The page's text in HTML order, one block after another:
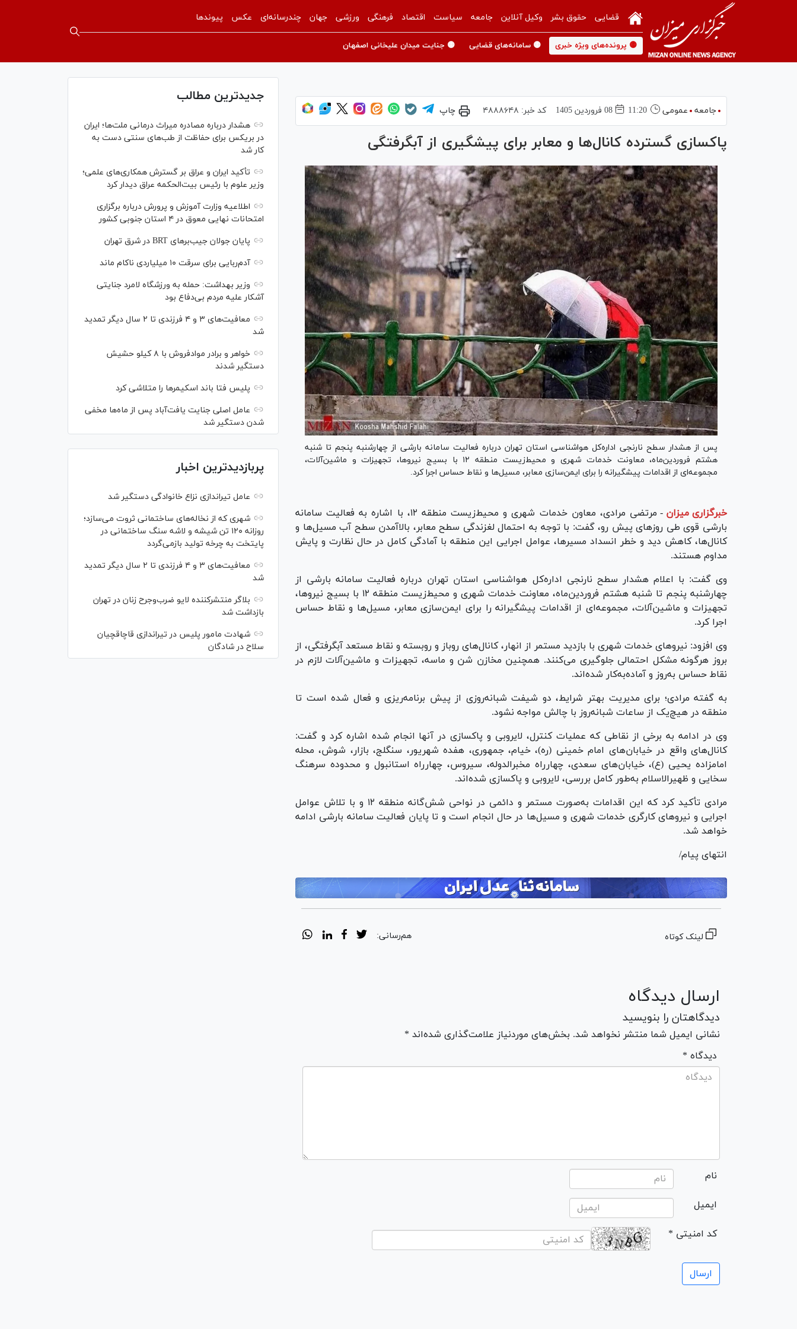
قضایی حقوق بشر وکیل آنلاین جامعه سیاست اقتصاد فرهنگی ورزشی جهان چندرسانه‌ای عکس پیوندها
🟡 پرونده‌های ویژه خبری 🟡 سامانه‌های قضایی 🟡 جنایت میدان علیخانی اصفهان
جامعه عمومی 11:20 08 فروردين 1405 کد خبر: ۴۸۸۸۶۴۸ چاپ
پاکسازی گسترده کانال‌ها و معابر برای پیشگیری از آبگرفتگی
پس از هشدار سطح نارنجی اداره‌کل هواشناسی استان تهران درباره فعالیت سامانه بارشی از چهارشنبه پنجم تا شنبه
هشتم فروردین‌ماه، معاونت خدمات شهری و محیط‌زیست منطقه ۱۲ با بسیج نیروها، تجهیزات و ماشین‌آلات،
مجموعه‌ای از اقدامات پیشگیرانه را برای ایمن‌سازی معابر، مسیل‌ها و نقاط حساس اجرا کرد.
خبرگزاری میزان -
مرتضی مرادی، معاون خدمات شهری و محیط‌زیست منطقه ۱۲، با اشاره به فعالیت سامانه
بارشی قوی طی روز‌های پیش رو، گفت: با توجه به احتمال لغزندگی سطح معابر، بالاآمدن سطح آب مسیل‌ها و
کانال‌ها، کاهش دید و خطر انسداد مسیرها، عوامل اجرایی این منطقه با آمادگی کامل در حال نظارت و پایش
مداوم هستند.
وی گفت: با اعلام هشدار سطح نارنجی اداره‌کل هواشناسی استان تهران درباره فعالیت سامانه بارشی از
چهارشنبه پنجم تا شنبه هشتم فروردین‌ماه، معاونت خدمات شهری و محیط‌زیست منطقه ۱۲ با بسیج نیروها،
تجهیزات و ماشین‌آلات، مجموعه‌ای از اقدامات پیشگیرانه را برای ایمن‌سازی معابر، مسیل‌ها و نقاط حساس
اجرا کرد.
وی افزود: نیرو‌های خدمات شهری با بازدید مستمر از انهار، کانال‌های روباز و روبسته و نقاط مستعد آبگرفتگی، از
بروز هرگونه مشکل احتمالی جلوگیری می‌کنند. همچنین مخازن شن و ماسه، تجهیزات و ماشین‌آلات لازم در
نقاط حساس به‌روز و آماده‌به‌کار شده‌اند.
به گفته مرادی؛ برای مدیریت بهتر شرایط، دو شیفت شبانه‌روزی از پیش برنامه‌ریزی و فعال شده است تا
منطقه در هیچ‌یک از ساعات شبانه‌روز با چالش مواجه نشود.
وی در ادامه به برخی از نقاطی که عملیات کنترل، لایروبی و پاکسازی در آنها انجام شده اشاره کرد و گفت:
کانال‌های واقع در خیابان‌های امام خمینی (ره)، خیام، جمهوری، هفده شهریور، سنگلج، بازار، شوش، محله
امامزاده یحیی (ع)، خیابان‌های سعدی، چهارراه مخبرالدوله، سیروس، چهارراه استانبول و محدوده سرهنگ
سخایی و ظهیرالاسلام به‌طور کامل بررسی، لایروبی و پاکسازی شده‌اند.
مرادی تأکید کرد که این اقدامات به‌صورت مستمر و دائمی در نواحی شش‌گانه منطقه ۱۲ و با تلاش عوامل
اجرایی و نیرو‌های کارگری خدمات شهری و مسیل‌ها در حال انجام است و تا پایان فعالیت سامانه بارشی ادامه
خواهد شد.
انتهای پیام/
لینک کوتاه هم‌رسانی:
ارسال دیدگاه
دیدگاهتان را بنویسید
نشانی ایمیل شما منتشر نخواهد شد. بخش‌های موردنیاز علامت‌گذاری شده‌اند *
* دیدگاه
نام
ایمیل
* کد امنیتی
جدیدترین مطالب
هشدار درباره مصادره میراث درمانی ملت‌ها؛ ایران
در بریکس برای حفاظت از طب‌های سنتی دست به
کار شد
تأکید ایران و عراق بر گسترش همکاری‌های علمی؛
وزیر علوم با رئیس بیت‌الحکمه عراق دیدار کرد
اطلاعیه وزارت آموزش و پرورش درباره برگزاری
امتحانات نهایی معوق در ۴ استان جنوبی کشور
پایان جولان جیب‌بر‌های BRT در شرق تهران
آدم‌ربایی برای سرقت ۱۰ میلیاردی ناکام ماند
وزیر بهداشت: حمله به ورزشگاه لامرد جنایتی
آشکار علیه مردم بی‌دفاع بود
معافیت‌های ۳ و ۴ فرزندی تا ۲ سال دیگر تمدید
شد
خواهر و برادر موادفروش با ۸ کیلو حشیش
دستگیر شدند
پلیس فتا باند اسکیمر‌ها را متلاشی کرد
عامل اصلی جنایت یافت‌آباد پس از ماه‌ها مخفی
شدن دستگیر شد
پربازدیدترین اخبار
عامل تیراندازی نزاع خانوادگی دستگیر شد
شهری که از نخاله‌های ساختمانی ثروت می‌سازد؛
روزانه ۱۲۰ تن شیشه و لاشه سنگ ساختمانی در
پایتخت به چرخه تولید بازمی‌گردد
معافیت‌های ۳ و ۴ فرزندی تا ۲ سال دیگر تمدید
شد
بلاگر منتشرکننده لایو ضرب‌وجرح زنان در تهران
بازداشت شد
شهادت مامور پلیس در تیراندازی قاچاقچیان
سلاح در شادگان